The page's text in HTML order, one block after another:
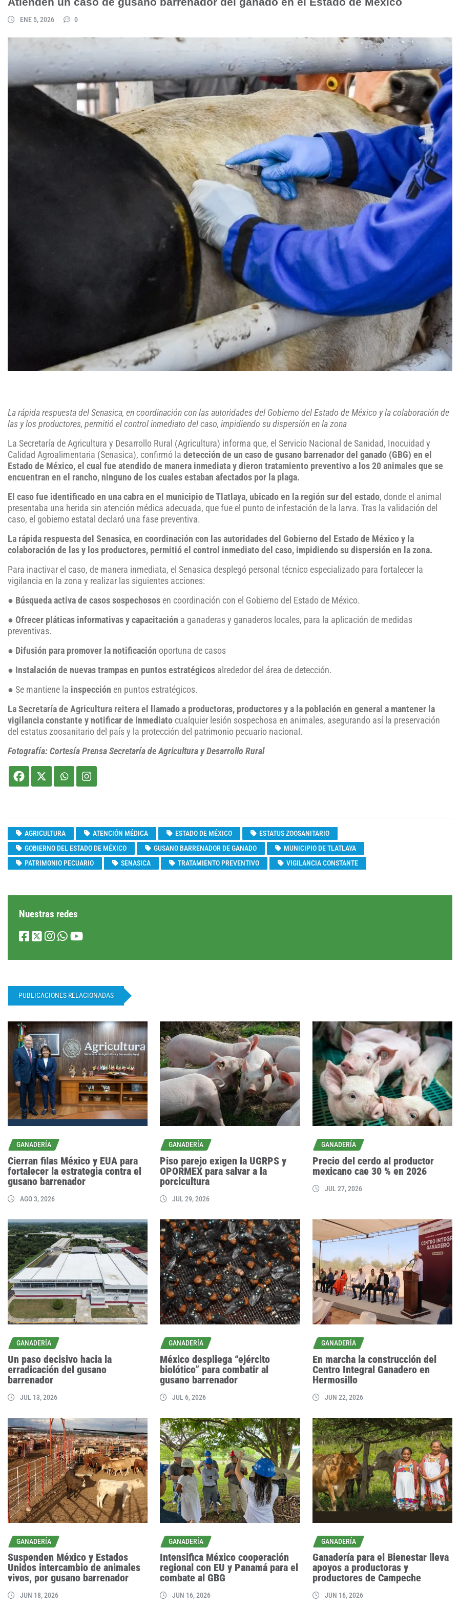
ENE 5, 2026 0
La rápida respuesta del Senasica, en coordinación con las autoridades del Gobierno del Estado de México y la colaboración de
las y los productores, permitió el control inmediato del caso, impidiendo su dispersión en la zona
La Secretaría de Agricultura y Desarrollo Rural (Agricultura) informa que, el Servicio Nacional de Sanidad, Inocuidad y
Calidad Agroalimentaria (Senasica), confirmó la detección de un caso de gusano barrenador del ganado (GBG) en el
Estado de México, el cual fue atendido de manera inmediata y dieron tratamiento preventivo a los 20 animales que se
encuentran en el rancho, ninguno de los cuales estaban afectados por la plaga.
El caso fue identificado en una cabra en el municipio de Tlatlaya, ubicado en la región sur del estado, donde el animal
presentaba una herida sin atención médica adecuada, que fue el punto de infestación de la larva. Tras la validación del
caso, el gobierno estatal declaró una fase preventiva.
La rápida respuesta del Senasica, en coordinación con las autoridades del Gobierno del Estado de México y la
colaboración de las y los productores, permitió el control inmediato del caso, impidiendo su dispersión en la zona.
Para inactivar el caso, de manera inmediata, el Senasica desplegó personal técnico especializado para fortalecer la
vigilancia en la zona y realizar las siguientes acciones:
● Búsqueda activa de casos sospechosos en coordinación con el Gobierno del Estado de México.
● Ofrecer pláticas informativas y capacitación a ganaderas y ganaderos locales, para la aplicación de medidas
preventivas.
● Difusión para promover la notificación oportuna de casos
● Instalación de nuevas trampas en puntos estratégicos alrededor del área de detección.
● Se mantiene la inspección en puntos estratégicos.
La Secretaría de Agricultura reitera el llamado a productoras, productores y a la población en general a mantener la
vigilancia constante y notificar de inmediato cualquier lesión sospechosa en animales, asegurando así la preservación
del estatus zoosanitario del país y la protección del patrimonio pecuario nacional.
Fotografía: Cortesía Prensa Secretaría de Agricultura y Desarrollo Rural
AGRICULTURA ATENCIÓN MÉDICA ESTADO DE MÉXICO
ESTATUS ZOOSANITARIO
GOBIERNO DEL ESTADO DE MÉXICO
GUSANO BARRENADOR DE GANADO
MUNICIPIO DE TLATLAYA
PATRIMONIO PECUARIO
SENASICA TRATAMIENTO PREVENTIVO VIGILANCIA CONSTANTE
Nuestras redes
PUBLICACIONES RELACIONADAS
GANADERÍA
Cierran filas México y EUA para
fortalecer la estrategia contra el
gusano barrenador
AGO 3, 2026
GANADERÍA
Piso parejo exigen la UGRPS y
OPORMEX para salvar a la
porcicultura
JUL 29, 2026
GANADERÍA
Precio del cerdo al productor
mexicano cae 30 % en 2026
JUL 27, 2026
GANADERÍA
Un paso decisivo hacia la
erradicación del gusano
barrenador
JUL 13, 2026
GANADERÍA
México despliega “ejército
biolótico” para combatir al
gusano barrenador
JUL 6, 2026
GANADERÍA
En marcha la construcción del
Centro Integral Ganadero en
Hermosillo
JUN 22, 2026
GANADERÍA
Suspenden México y Estados
Unidos intercambio de animales
vivos, por gusano barrenador
JUN 18, 2026
GANADERÍA
Intensifica México cooperación
regional con EU y Panamá para el
combate al GBG
JUN 16, 2026
GANADERÍA
Ganadería para el Bienestar lleva
apoyos a productoras y
productores de Campeche
JUN 16, 2026